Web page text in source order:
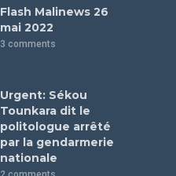
Flash Malinews 26
mai 2022
3 comments
Urgent: Sékou
Tounkara dit le
politologue arrêté
par la gendarmerie
nationale